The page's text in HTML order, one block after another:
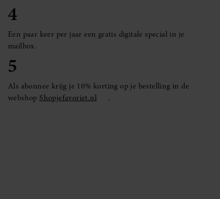
4
Een paar keer per jaar een gratis digitale special in je
mailbox.
5
Als abonnee krijg je 10% korting op je bestelling in de
webshop Shopjefavoriet.nl .